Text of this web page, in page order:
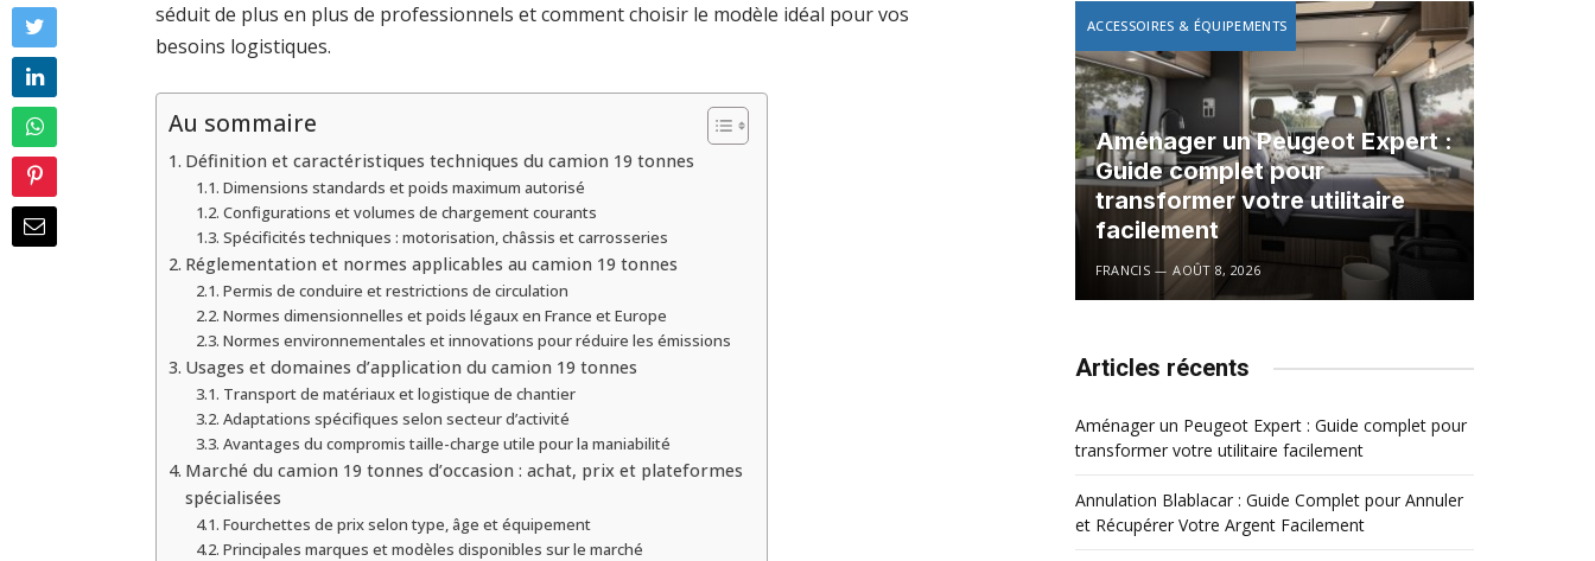
séduit de plus en plus de professionnels et comment choisir le modèle idéal pour vos
besoins logistiques.
Au sommaire
Définition et caractéristiques techniques du camion 19 tonnes
Dimensions standards et poids maximum autorisé
Configurations et volumes de chargement courants
Spécificités techniques : motorisation, châssis et carrosseries
Réglementation et normes applicables au camion 19 tonnes
Permis de conduire et restrictions de circulation
Normes dimensionnelles et poids légaux en France et Europe
Normes environnementales et innovations pour réduire les émissions
Usages et domaines d’application du camion 19 tonnes
Transport de matériaux et logistique de chantier
Adaptations spécifiques selon secteur d’activité
Avantages du compromis taille-charge utile pour la maniabilité
Marché du camion 19 tonnes d’occasion : achat, prix et plateformes
spécialisées
Fourchettes de prix selon type, âge et équipement
Principales marques et modèles disponibles sur le marché
ACCESSOIRES & ÉQUIPEMENTS
Aménager un Peugeot Expert :
Guide complet pour
transformer votre utilitaire
facilement
FRANCIS AOÛT 8, 2026
Articles récents
Aménager un Peugeot Expert : Guide complet pour
transformer votre utilitaire facilement
Annulation Blablacar : Guide Complet pour Annuler
et Récupérer Votre Argent Facilement